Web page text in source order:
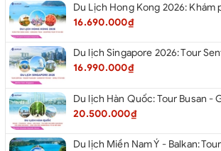
16.690.000₫
16.990.000₫
20.500.000₫